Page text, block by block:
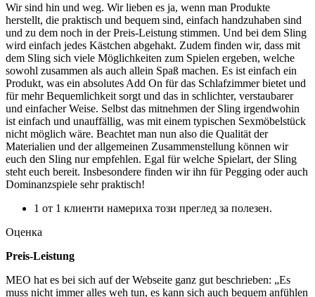
Wir sind hin und weg. Wir lieben es ja, wenn man Produkte
herstellt, die praktisch und bequem sind, einfach handzuhaben sind
und zu dem noch in der Preis-Leistung stimmen. Und bei dem Sling
wird einfach jedes Kästchen abgehakt. Zudem finden wir, dass mit
dem Sling sich viele Möglichkeiten zum Spielen ergeben, welche
sowohl zusammen als auch allein Spaß machen. Es ist einfach ein
Produkt, was ein absolutes Add On für das Schlafzimmer bietet und
für mehr Bequemlichkeit sorgt und das in schlichter, verstaubarer
und einfacher Weise. Selbst das mitnehmen der Sling irgendwohin
ist einfach und unauffällig, was mit einem typischen Sexmöbelstück
nicht möglich wäre. Beachtet man nun also die Qualität der
Materialien und der allgemeinen Zusammenstellung können wir
euch den Sling nur empfehlen. Egal für welche Spielart, der Sling
steht euch bereit. Insbesondere finden wir ihn für Pegging oder auch
Dominanzspiele sehr praktisch!
1 от 1 клиенти намериха този преглед за полезен.
Оценка
Preis-Leistung
MEO hat es bei sich auf der Webseite ganz gut beschrieben: „Es
muss nicht immer alles weh tun, es kann sich auch bequem anfühlen